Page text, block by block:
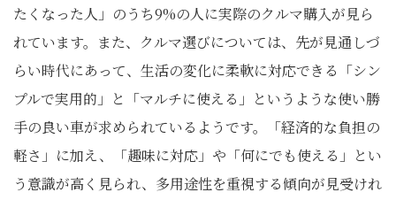
たくなった人」のうち9%の人に実際のクルマ購入が見ら
れています。また、クルマ選びについては、先が見通しづ
らい時代にあって、生活の変化に柔軟に対応できる「シン
プルで実用的」と「マルチに使える」というような使い勝
手の良い車が求められているようです。「経済的な負担の
軽さ」に加え、「趣味に対応」や「何にでも使える」とい
う意識が高く見られ、多用途性を重視する傾向が見受けれ